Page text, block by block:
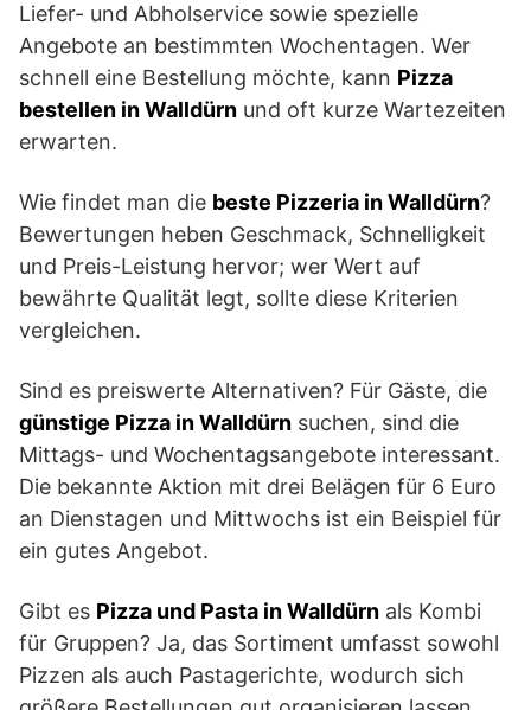
Liefer- und Abholservice sowie spezielle
Angebote an bestimmten Wochentagen. Wer
schnell eine Bestellung möchte, kann Pizza
bestellen in Walldürn und oft kurze Wartezeiten
erwarten.
Wie findet man die beste Pizzeria in Walldürn?
Bewertungen heben Geschmack, Schnelligkeit
und Preis-Leistung hervor; wer Wert auf
bewährte Qualität legt, sollte diese Kriterien
vergleichen.
Sind es preiswerte Alternativen? Für Gäste, die
günstige Pizza in Walldürn suchen, sind die
Mittags- und Wochentagsangebote interessant.
Die bekannte Aktion mit drei Belägen für 6 Euro
an Dienstagen und Mittwochs ist ein Beispiel für
ein gutes Angebot.
Gibt es Pizza und Pasta in Walldürn als Kombi
für Gruppen? Ja, das Sortiment umfasst sowohl
Pizzen als auch Pastagerichte, wodurch sich